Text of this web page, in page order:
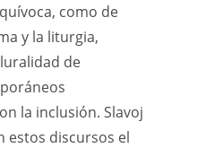
como de
y la liturgia,
de
la inclusión. Slavoj
estos discursos el